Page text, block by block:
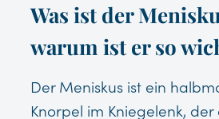
Was ist der
warum ist er so
Der Meniskus ist ein
Knorpel im Kniegelenk, der